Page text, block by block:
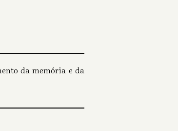
da memória e da